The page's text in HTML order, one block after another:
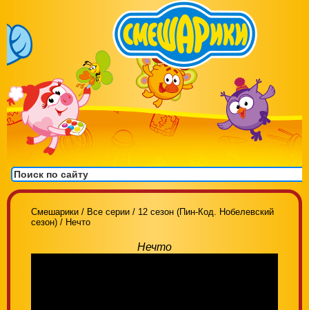
Смешарики / Все серии / 12 сезон (Пин-Код. Нобелевский
сезон) / Нечто
Нечто